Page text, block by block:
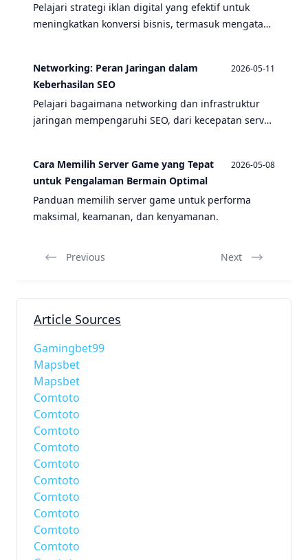
Pelajari strategi iklan digital yang efektif untuk
meningkatkan konversi bisnis, termasuk mengatasi
Networking: Peran Jaringan dalam
Keberhasilan SEO
2026-05-11
Pelajari bagaimana networking dan infrastruktur
jaringan mempengaruhi SEO, dari kecepatan server
Cara Memilih Server Game yang Tepat
untuk Pengalaman Bermain Optimal
2026-05-08
Panduan memilih server game untuk performa
maksimal, keamanan, dan kenyamanan.
Previous Next
Article Sources
Gamingbet99
Mapsbet
Mapsbet
Comtoto
Comtoto
Comtoto
Comtoto
Comtoto
Comtoto
Comtoto
Comtoto
Comtoto
Comtoto